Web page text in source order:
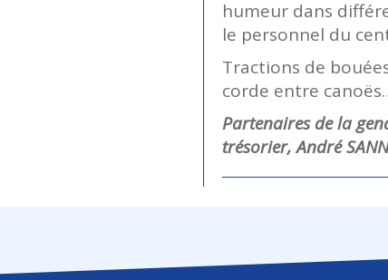
humeur dans
le personnel du
Tractions de
corde entre
Partenaires de la
trésorier, André